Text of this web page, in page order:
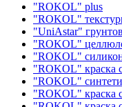
"ROKOL" plus
"ROKOL"
"UniAstar"
"ROKOL"
"ROKOL"
"ROKOL" краска
"ROKOL"
"ROKOL" краска